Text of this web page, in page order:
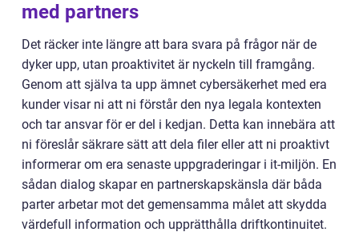
med partners
Det räcker inte längre att bara svara på frågor när de
dyker upp, utan proaktivitet är nyckeln till framgång.
Genom att själva ta upp ämnet cybersäkerhet med era
kunder visar ni att ni förstår den nya legala kontexten
och tar ansvar för er del i kedjan. Detta kan innebära att
ni föreslår säkrare sätt att dela filer eller att ni proaktivt
informerar om era senaste uppgraderingar i it-miljön. En
sådan dialog skapar en partnerskapskänsla där båda
parter arbetar mot det gemensamma målet att skydda
värdefull information och upprätthålla driftkontinuitet.